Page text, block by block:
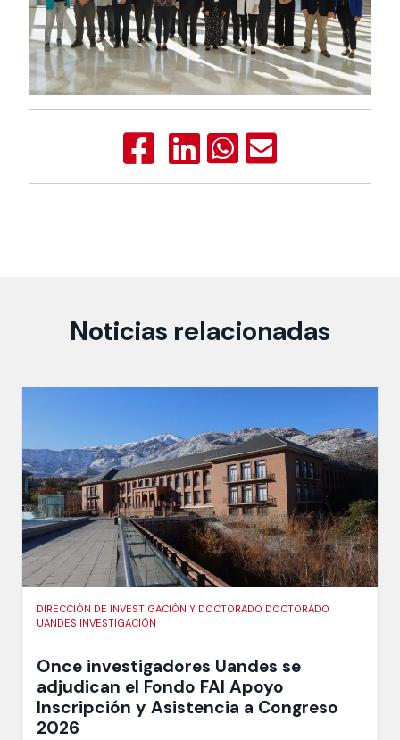
Noticias relacionadas
DIRECCIÓN DE INVESTIGACIÓN Y DOCTORADO DOCTORADO
UANDES INVESTIGACIÓN
Once investigadores Uandes se
adjudican el Fondo FAI Apoyo
Inscripción y Asistencia a Congreso
2026